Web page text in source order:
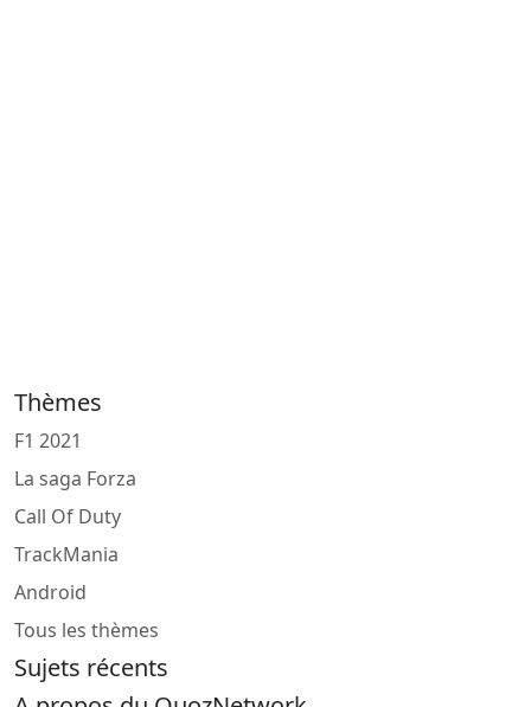
Thèmes
F1 2021
La saga Forza
Call Of Duty
TrackMania
Android
Tous les thèmes
Sujets récents